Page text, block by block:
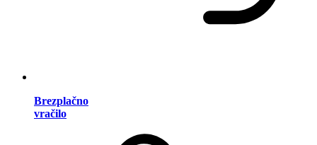
Brezplačno
vračilo